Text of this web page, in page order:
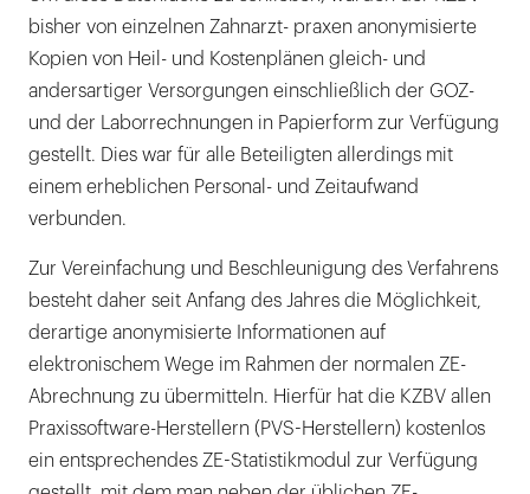
bisher von einzelnen Zahnarzt- praxen anonymisierte
Kopien von Heil- und Kostenplänen gleich- und
andersartiger Versorgungen einschließlich der GOZ-
und der Laborrechnungen in Papierform zur Verfügung
gestellt. Dies war für alle Beteiligten allerdings mit
einem erheblichen Personal- und Zeitaufwand
verbunden.
Zur Vereinfachung und Beschleunigung des Verfahrens
besteht daher seit Anfang des Jahres die Möglichkeit,
derartige anonymisierte Informationen auf
elektronischem Wege im Rahmen der normalen ZE-
Abrechnung zu übermitteln. Hierfür hat die KZBV allen
Praxissoftware-Herstellern (PVS-Herstellern) kostenlos
ein entsprechendes ZE-Statistikmodul zur Verfügung